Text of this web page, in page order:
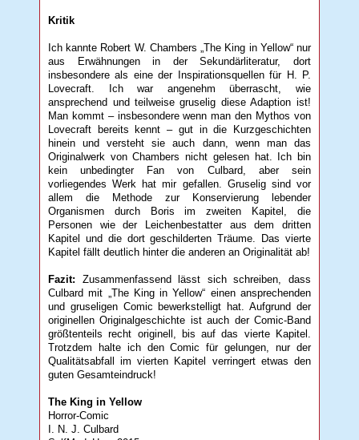
Kritik
Ich kannte Robert W. Chambers „The King in Yellow“ nur
aus Erwähnungen in der Sekundärliteratur, dort
insbesondere als eine der Inspirationsquellen für H. P.
Lovecraft. Ich war angenehm überrascht, wie
ansprechend und teilweise gruselig diese Adaption ist!
Man kommt – insbesondere wenn man den Mythos von
Lovecraft bereits kennt – gut in die Kurzgeschichten
hinein und versteht sie auch dann, wenn man das
Originalwerk von Chambers nicht gelesen hat. Ich bin
kein unbedingter Fan von Culbard, aber sein
vorliegendes Werk hat mir gefallen. Gruselig sind vor
allem die Methode zur Konservierung lebender
Organismen durch Boris im zweiten Kapitel, die
Personen wie der Leichenbestatter aus dem dritten
Kapitel und die dort geschilderten Träume. Das vierte
Kapitel fällt deutlich hinter die anderen an Originalität ab!
Fazit: Zusammenfassend lässt sich schreiben, dass
Culbard mit „The King in Yellow“ einen ansprechenden
und gruseligen Comic bewerkstelligt hat. Aufgrund der
originellen Originalgeschichte ist auch der Comic-Band
größtenteils recht originell, bis auf das vierte Kapitel.
Trotzdem halte ich den Comic für gelungen, nur der
Qualitätsabfall im vierten Kapitel verringert etwas den
guten Gesamteindruck!
The King in Yellow
Horror-Comic
I. N. J. Culbard